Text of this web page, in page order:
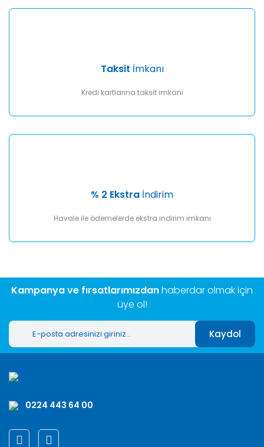
Taksit İmkanı
Kredi kartlarına taksit imkanı
% 2 Ekstra İndirim
Havale ile ödemelerde ekstra indirim imkanı
Kampanya ve fırsatlarımızdanhaberdar olmak için
üye ol!
Kaydol
0224 443 64 00